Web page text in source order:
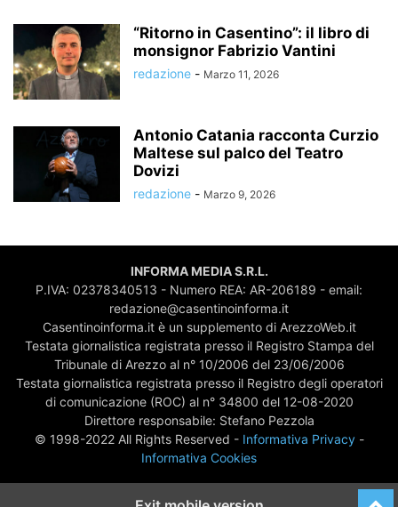
“Ritorno in Casentino”: il libro di
monsignor Fabrizio Vantini
redazione - Marzo 11, 2026
Antonio Catania racconta Curzio
Maltese sul palco del Teatro
Dovizi
redazione - Marzo 9, 2026
INFORMA MEDIA S.R.L.
P.IVA: 02378340513 - Numero REA: AR-206189 - email:
redazione@casentinoinforma.it
Casentinoinforma.it è un supplemento di ArezzoWeb.it
Testata giornalistica registrata presso il Registro Stampa del
Tribunale di Arezzo al n° 10/2006 del 23/06/2006
Testata giornalistica registrata presso il Registro degli operatori
di comunicazione (ROC) al n° 34800 del 12-08-2020
Direttore responsabile: Stefano Pezzola
© 1998-2022 All Rights Reserved - Informativa Privacy-
Informativa Cookies